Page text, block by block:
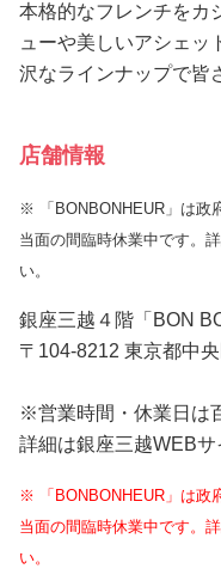
本格的なフレンチをカ
ューや美しいアシェッ
沢なラインナップで皆
店舗情報
※ 「BONBONHEUR」は政
当面の間臨時休業中です。​
い。
銀座三越４階「BON
〒104-8212 東京都中
※営業時間・休業日は
詳細は銀座三越WEBサ
※ 「BONBONHEUR」は政
当面の間臨時休業中です。​
い。